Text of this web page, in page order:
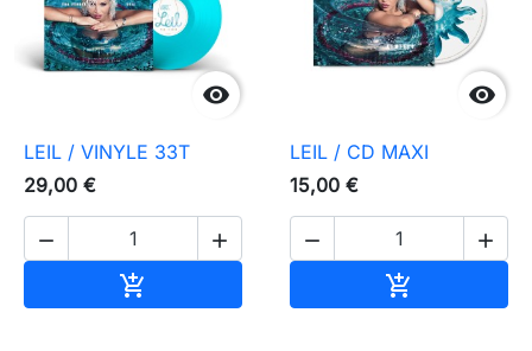

LEIL / VINYLE 33T
29,00 €
 


LEIL / CD MAXI
15,00 €
 
